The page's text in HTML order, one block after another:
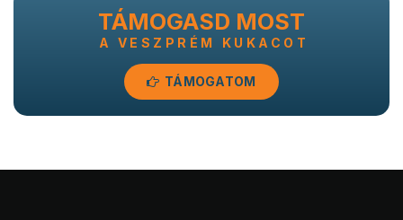
TÁMOGASD MOST
A VESZPRÉM KUKACOT
TÁMOGATOM